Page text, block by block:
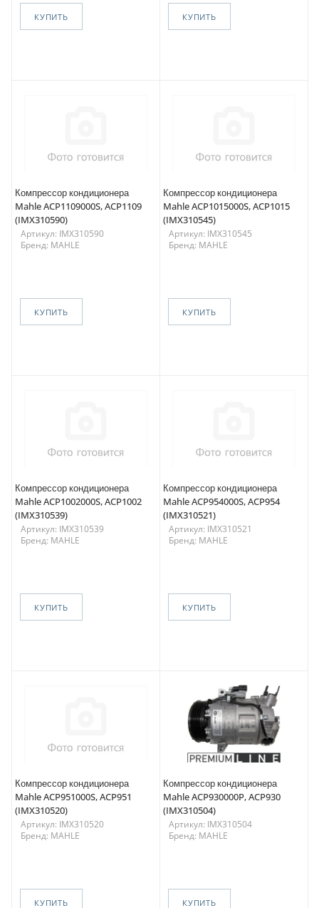
КУПИТЬ КУПИТЬ
Компрессор кондиционера
Mahle ACP1109000S, ACP1109
(IMX310590)
Артикул: IMX310590
Бренд: MAHLE
КУПИТЬ
Компрессор кондиционера
Mahle ACP1015000S, ACP1015
(IMX310545)
Артикул: IMX310545
Бренд: MAHLE
КУПИТЬ
Компрессор кондиционера
Mahle ACP1002000S, ACP1002
(IMX310539)
Артикул: IMX310539
Бренд: MAHLE
КУПИТЬ
Компрессор кондиционера
Mahle ACP954000S, ACP954
(IMX310521)
Артикул: IMX310521
Бренд: MAHLE
КУПИТЬ
Компрессор кондиционера
Mahle ACP951000S, ACP951
(IMX310520)
Артикул: IMX310520
Бренд: MAHLE
КУПИТЬ
Компрессор кондиционера
Mahle ACP930000P, ACP930
(IMX310504)
Артикул: IMX310504
Бренд: MAHLE
КУПИТЬ